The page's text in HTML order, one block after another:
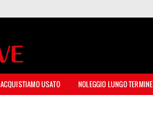
ACQUISTIAMO USATO NOLEGGIO LUNGO TERMINE